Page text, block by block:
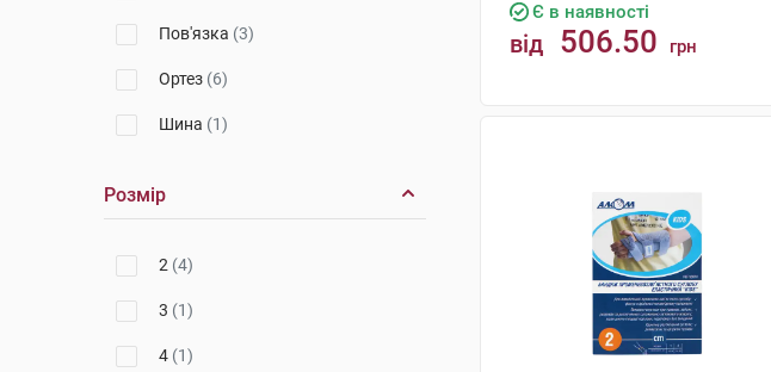
Пов'язка (3)
Ортез (6)
Шина (1)
Розмір
2 (4)
3 (1)
4 (1)
Є в наявності
від 506.50 грн